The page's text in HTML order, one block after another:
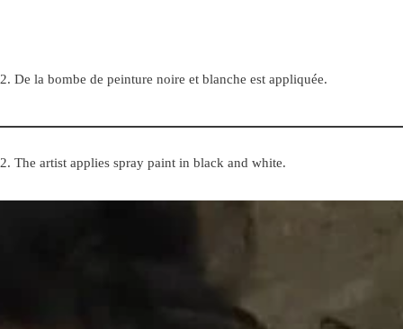
2. De la bombe de peinture noire et blanche est appliquée.
2. The artist applies spray paint in black and white.